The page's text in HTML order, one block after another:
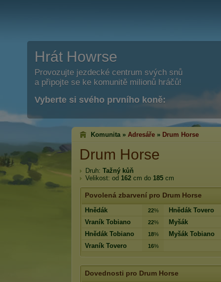
Hrát Howrse
Provozujte jezdecké centrum svých snů
a připojte se ke komunitě milionů hráčů!
Vyberte si svého prvního koně:
Komunita » Adresáře » Drum Horse
Drum Horse
Druh: Tažný kůň
Velikost: od 162 cm do 185 cm
Povolená zbarvení pro Drum Horse
Hnědák 22%
Hnědák Tovero
Vraník Tobiano
22%
Myšák
Hnědák Tobiano
18%
Myšák Tobiano
Vraník Tovero
16%
Dovednosti pro Drum Horse